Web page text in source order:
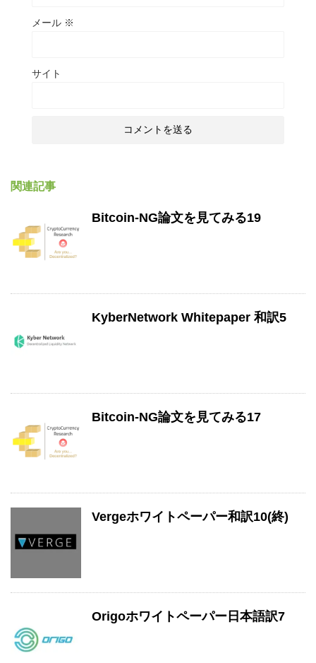
メール ※
サイト
関連記事
Bitcoin-NG論文を見てみる19
KyberNetwork Whitepaper 和訳5
Bitcoin-NG論文を見てみる17
Vergeホワイトペーパー和訳10(終)
Origoホワイトペーパー日本語訳7